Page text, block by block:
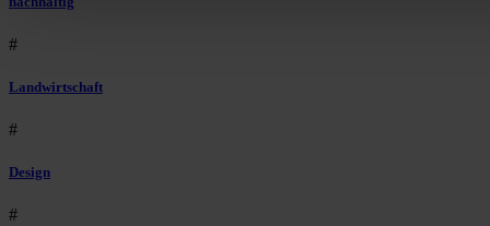
#
Landwirtschaft
#
Design
#